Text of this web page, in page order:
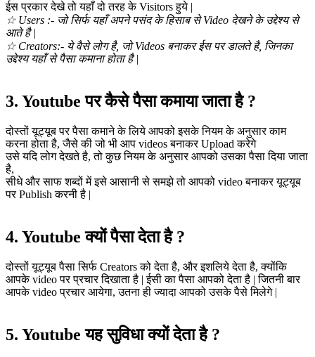
ईस प्रकार देखे तो यहाँ दो तरह के Visitors हुये |
☆ Users :- जो सिर्फ यहाँ अपने पसंद के हिसाब से Video देखने के उद्देश्य से
आते है |
☆ Creators:- ये वैसे लोग है, जो Videos बनाकर ईस पर डालते है, जिनका
उद्देश्य यहाँ से पैसा कमाना होता है |
3. Youtube पर कैसे पैसा कमाया जाता है ?
दोस्तों यूट्यूब पर पैसा कमाने के लिये आपको इसके नियम के अनुसार काम
करना होता है, जैसे की जो भी आप videos बनाकर Upload करेगे
उसे यदि लोग देखते है, तो कुछ नियम के अनुसार आपको उसका पैसा दिया जाता
है,
सीधे और साफ शब्दों में इसे आसानी से समझे तो आपको video बनाकर यूट्यूब
पर Publish करनी है |
4. Youtube क्यों पैसा देता है ?
दोस्तों यूट्यूब पैसा सिर्फ Creators को देता है, और इशलिये देता है, क्योंकि
आपके video पर प्रचार दिखाता है | ईसी का पैसा आपको देता है | जितनी बार
आपके video प्रचार आयेगा, उतना ही ज्यादा आपको उसके पैसे मिलेगे |
5. Youtube यह सुविधा क्यों देता है ?